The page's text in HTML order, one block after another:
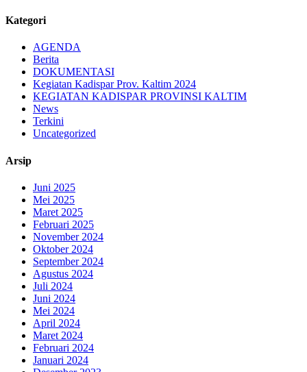
Kategori
AGENDA
Berita
DOKUMENTASI
Kegiatan Kadispar Prov. Kaltim 2024
KEGIATAN KADISPAR PROVINSI KALTIM
News
Terkini
Uncategorized
Arsip
Juni 2025
Mei 2025
Maret 2025
Februari 2025
November 2024
Oktober 2024
September 2024
Agustus 2024
Juli 2024
Juni 2024
Mei 2024
April 2024
Maret 2024
Februari 2024
Januari 2024